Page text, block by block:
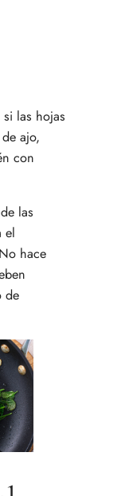
las hojas
ajo,
con
las
el
hace
de